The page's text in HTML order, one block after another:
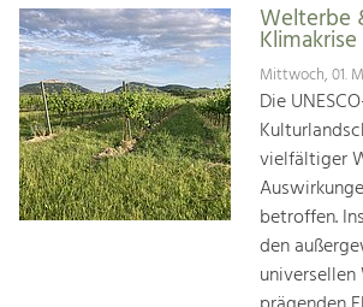
Welterbe
Klimakrise
Mittwoch, 01.
Die
vielfältiger
betroffen.
den